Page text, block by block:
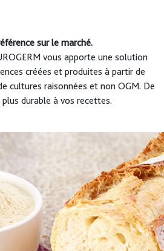
sur le marché.
vous apporte une solution
créées et produites à partir de
cultures raisonnées et non OGM. De
durable à vos recettes.